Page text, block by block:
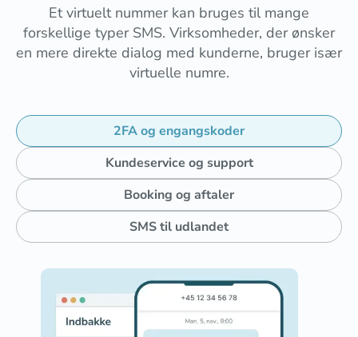
Et virtuelt nummer kan bruges til mange
forskellige typer SMS. Virksomheder, der ønsker
en mere direkte dialog med kunderne, bruger især
virtuelle numre.
2FA og engangskoder
Kundeservice og support
Booking og aftaler
SMS til udlandet